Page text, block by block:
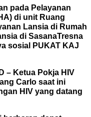
pada Pelayanan
di unit Ruang
Lansia di Rumah
di SasanaTresna
sosial PUKAT KAJ
– Ketua Pokja HIV
Carlo saat ini
HIV yang datang